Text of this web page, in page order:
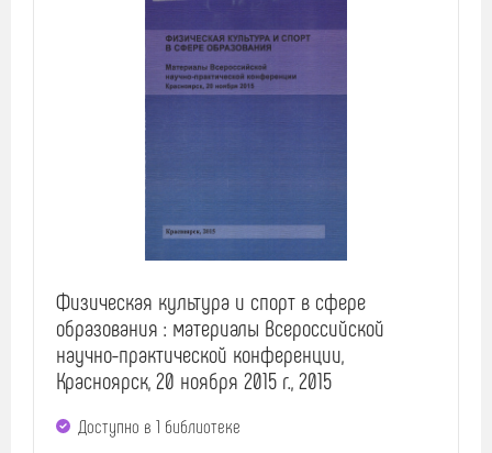
Физическая культура и спорт в сфере
образования : материалы Всероссийской
научно-практической конференции,
Красноярск, 20 ноября 2015 г., 2015
Доступно в 1 библиотекe